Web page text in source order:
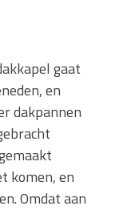
gaat
en
dakpannen
komen, en
Omdat aan